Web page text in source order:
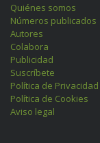
Quiénes somos
Números publicados
Autores
Colabora
Publicidad
Suscríbete
Política de Privacidad
Política de Cookies
Aviso legal